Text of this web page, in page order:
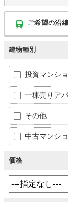
ご希望の沿
建物種別
投資マンシ
一棟売りア
その他
中古マンシ
価格